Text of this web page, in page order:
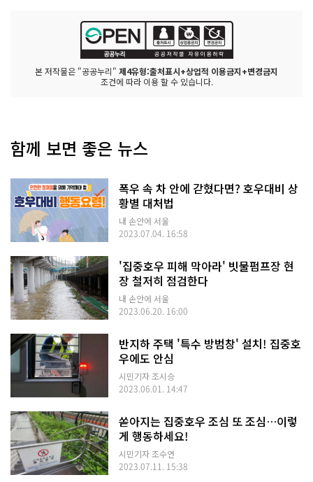
본 저작물은 "공공누리" 제4유형:출처표시+상업적 이용금지+변경금지
조건에 따라 이용 할 수 있습니다.
함께 보면 좋은 뉴스
폭우 속 차 안에 갇혔다면? 호우대비 상
황별 대처법
내 손안에 서울
2023.07.04. 16:58
'집중호우 피해 막아라' 빗물펌프장 현
장 철저히 점검한다
내 손안에 서울
2023.06.20. 16:00
반지하 주택 '특수 방범창' 설치! 집중호
우에도 안심
시민기자 조시승
2023.06.01. 14:47
쏟아지는 집중호우 조심 또 조심…이렇
게 행동하세요!
시민기자 조수연
2023.07.11. 15:38